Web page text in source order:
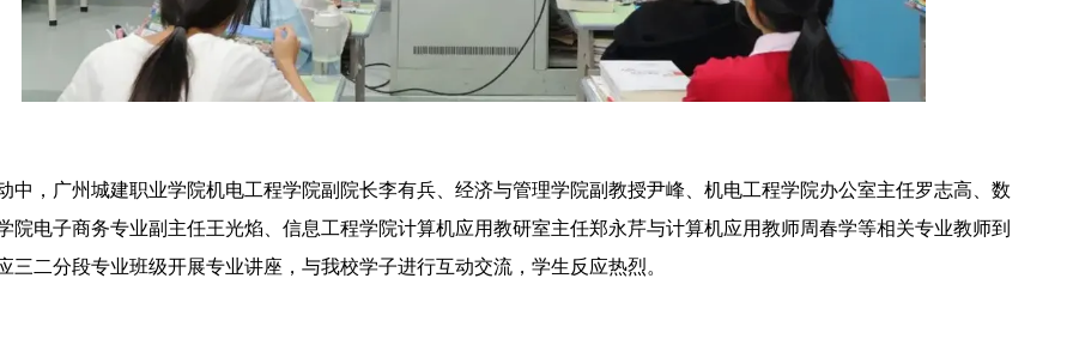
中，广州城建职业学院机电工程学院副院长李有兵、经济与管理学院副教授尹峰、机电工程学院办公室主任罗志高、数
院电子商务专业副主任王光焰、信息工程学院计算机应用教研室主任郑永芹与计算机应用教师周春学等相关专业教师到
三二分段专业班级开展专业讲座，与我校学子进行互动交流，学生反应热烈。